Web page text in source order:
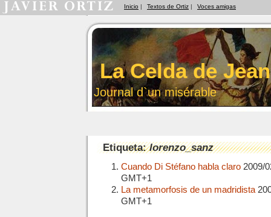
Inicio | Textos de Ortiz | Voces amigas
La Celda de
Journal d`un misérable
Etiqueta:lorenzo_sanz
Cuando Di Stéfano habla claro 2009/
GMT+1
La metamorfosis de un madridista
GMT+1